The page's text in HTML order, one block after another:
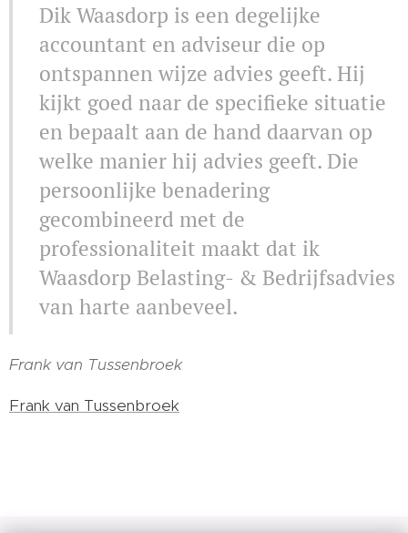
Dik Waasdorp is een degelijke
accountant en adviseur die op
ontspannen wijze advies geeft. Hij
kijkt goed naar de specifieke situatie
en bepaalt aan de hand daarvan op
welke manier hij advies geeft. Die
persoonlijke benadering
gecombineerd met de
professionaliteit maakt dat ik
Waasdorp Belasting- & Bedrijfsadvies
van harte aanbeveel.
Frank van Tussenbroek
Frank van Tussenbroek